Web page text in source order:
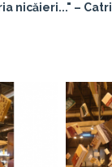
nicăieri..." –